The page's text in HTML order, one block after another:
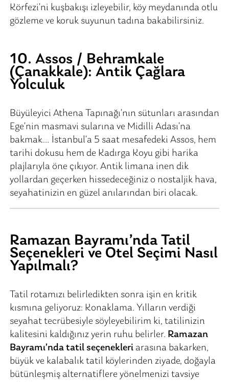
Körfezi’ni kuşbakışı izleyebilir, köy meydanında otlu
gözleme ve koruk suyunun tadına bakabilirsiniz.
10. Assos / Behramkale
(Çanakkale): Antik Çağlara
Yolculuk
Büyüleyici Athena Tapınağı’nın sütunları arasından
Ege’nin masmavi sularına ve Midilli Adası’na
bakmak… İstanbul’a 5 saat mesafedeki Assos, hem
tarihi dokusu hem de Kadırga Koyu gibi harika
plajlarıyla öne çıkıyor. Antik limana inen dik
yollardan geçerken hissedeceğiniz o nostaljik hava,
seyahatinizin en güzel anılarından biri olacak.
Ramazan Bayramı’nda Tatil
Seçenekleri ve Otel Seçimi Nasıl
Yapılmalı?
Tatil rotamızı belirledikten sonra işin en kritik
kısmına geliyoruz: Konaklama. Yılların verdiği
seyahat tecrübesiyle söyleyebilirim ki, tatilinizin
kalitesini kaldığınız yerin ruhu belirler. Ramazan
Bayramı’nda tatil seçenekleriarasına bakarken,
büyük ve kalabalık tatil köylerinden ziyade, doğayla
bütünleşmiş alternatiflere yönelmenizi tavsiye